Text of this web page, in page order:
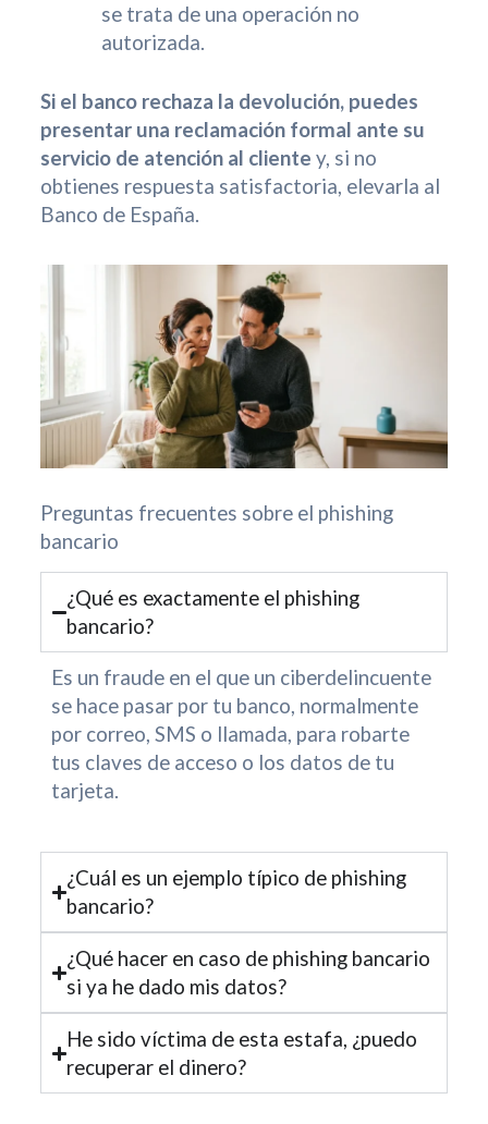
se trata de una operación no
autorizada.
Si el banco rechaza la devolución, puedes
presentar una reclamación formal ante su
servicio de atención al cliente y, si no
obtienes respuesta satisfactoria, elevarla al
Banco de España.
Preguntas frecuentes sobre el phishing
bancario
¿Qué es exactamente el phishing
bancario?
Es un fraude en el que un ciberdelincuente
se hace pasar por tu banco, normalmente
por correo, SMS o llamada, para robarte
tus claves de acceso o los datos de tu
tarjeta.
¿Cuál es un ejemplo típico de phishing
bancario?
¿Qué hacer en caso de phishing bancario
si ya he dado mis datos?
He sido víctima de esta estafa, ¿puedo
recuperar el dinero?